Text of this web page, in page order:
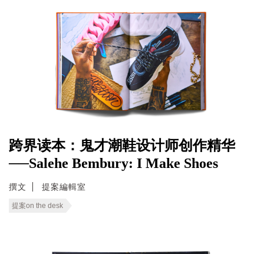
跨界读本：鬼才潮鞋设计师创作精华
──Salehe Bembury: I Make Shoes
撰文 提案編輯室
提案on the desk